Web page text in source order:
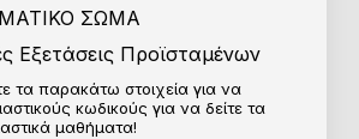
ΣΩΜΑ
Εξετάσεις Προϊσταμένων
τα παρακάτω στοιχεία για να
κωδικούς για να δείτε τα
μαθήματα!